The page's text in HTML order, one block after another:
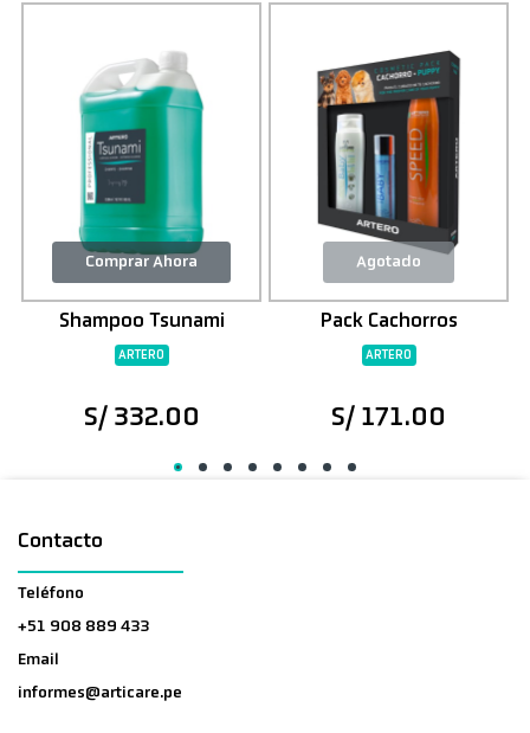
Comprar Ahora
Shampoo Tsunami
ARTERO
S/ 332.00
Agotado
Pack Cachorros
ARTERO
S/ 171.00
Contacto
Teléfono
+51 908 889 433
Email
informes@articare.pe